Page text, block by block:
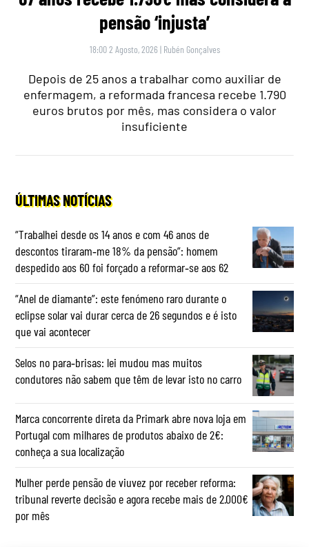
pensão ‘injusta’
18:00 2 Agosto, 2026 | Rubén Gonçalves
Depois de 25 anos a trabalhar como auxiliar de
enfermagem, a reformada francesa recebe 1.790
euros brutos por mês, mas considera o valor
insuficiente
ÚLTIMAS NOTÍCIAS
“Trabalhei desde os 14 anos e com 46 anos de
descontos tiraram‑me 18% da pensão”: homem
despedido aos 60 foi forçado a reformar‑se aos 62
“Anel de diamante”: este fenómeno raro durante o
eclipse solar vai durar cerca de 26 segundos e é isto
que vai acontecer
Selos no para‑brisas: lei mudou mas muitos
condutores não sabem que têm de levar isto no carro
Marca concorrente direta da Primark abre nova loja em
Portugal com milhares de produtos abaixo de 2€:
conheça a sua localização
Mulher perde pensão de viuvez por receber reforma:
tribunal reverte decisão e agora recebe mais de 2.000€
por mês